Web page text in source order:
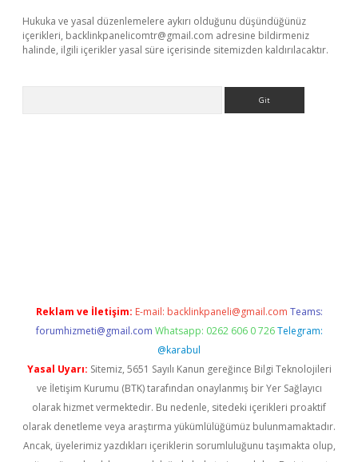
Hukuka ve yasal düzenlemelere aykırı olduğunu düşündüğünüz
içerikleri, backlinkpanelicomtr@gmail.com adresine bildirmeniz
halinde, ilgili içerikler yasal süre içerisinde sitemizden kaldırılacaktır.
Reklam ve İletişim: E-mail: backlinkpaneli@gmail.com Teams:
forumhizmeti@gmail.com Whatsapp: 0262 606 0 726 Telegram:
@karabul
Yasal Uyarı: Sitemiz, 5651 Sayılı Kanun gereğince Bilgi Teknolojileri
ve İletişim Kurumu (BTK) tarafından onaylanmış bir Yer Sağlayıcı
olarak hizmet vermektedir. Bu nedenle, sitedeki içerikleri proaktif
olarak denetleme veya araştırma yükümlülüğümüz bulunmamaktadır.
Ancak, üyelerimiz yazdıkları içeriklerin sorumluluğunu taşımakta olup,